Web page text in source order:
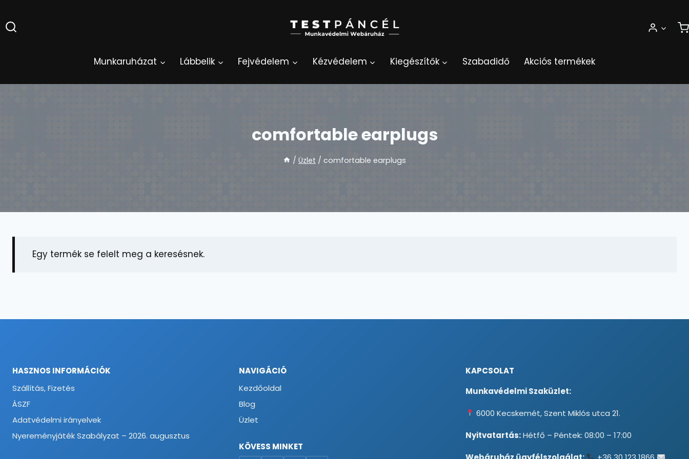
to
content
Munkaruházat Lábbelik Fejvédelem Kézvédelem Kiegészítők Szabadidő Akciós termékek
comfortable earplugs
/ Üzlet / comfortable earplugs
Egy termék se felelt meg a keresésnek.
HASZNOS INFORMÁCIÓK
Szállítás, Fizetés
ÁSZF
Adatvédelmi irányelvek
Nyereményjáték Szabályzat – 2026. augusztus
NAVIGÁCIÓ
Kezdőoldal
Blog
Üzlet
KÖVESS MINKET
KAPCSOLAT
Munkavédelmi Szaküzlet:
6000 Kecskemét, Szent Miklós utca 21.
Nyitvatartás:Hétfő – Péntek: 08:00 – 17:00